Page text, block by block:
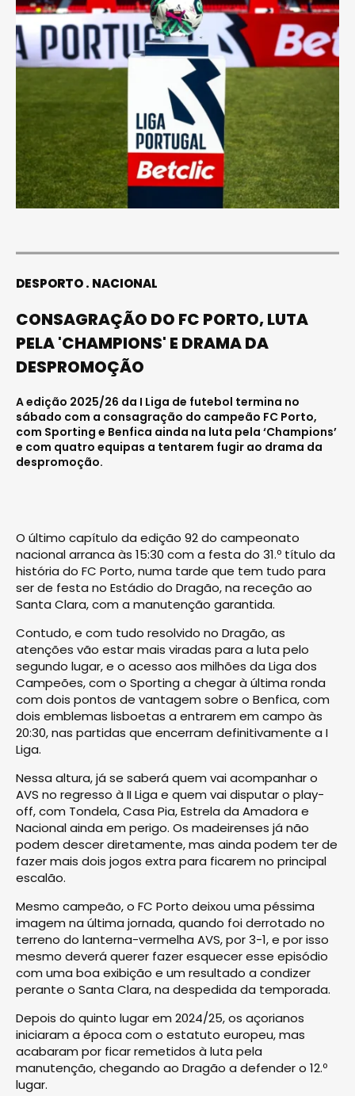
DESPORTO NACIONAL
CONSAGRAÇÃO DO FC PORTO, LUTA
PELA 'CHAMPIONS' E DRAMA DA
DESPROMOÇÃO
A edição 2025/26 da I Liga de futebol termina no
sábado com a consagração do campeão FC Porto,
com Sporting e Benfica ainda na luta pela ‘Champions’
e com quatro equipas a tentarem fugir ao drama da
despromoção.
O último capítulo da edição 92 do campeonato
nacional arranca às 15:30 com a festa do 31.º título da
história do FC Porto, numa tarde que tem tudo para
ser de festa no Estádio do Dragão, na receção ao
Santa Clara, com a manutenção garantida.
Contudo, e com tudo resolvido no Dragão, as
atenções vão estar mais viradas para a luta pelo
segundo lugar, e o acesso aos milhões da Liga dos
Campeões, com o Sporting a chegar à última ronda
com dois pontos de vantagem sobre o Benfica, com
dois emblemas lisboetas a entrarem em campo às
20:30, nas partidas que encerram definitivamente a I
Liga.
Nessa altura, já se saberá quem vai acompanhar o
AVS no regresso à II Liga e quem vai disputar o play-
off, com Tondela, Casa Pia, Estrela da Amadora e
Nacional ainda em perigo. Os madeirenses já não
podem descer diretamente, mas ainda podem ter de
fazer mais dois jogos extra para ficarem no principal
escalão.
Mesmo campeão, o FC Porto deixou uma péssima
imagem na última jornada, quando foi derrotado no
terreno do lanterna-vermelha AVS, por 3-1, e por isso
mesmo deverá querer fazer esquecer esse episódio
com uma boa exibição e um resultado a condizer
perante o Santa Clara, na despedida da temporada.
Depois do quinto lugar em 2024/25, os açorianos
iniciaram a época com o estatuto europeu, mas
acabaram por ficar remetidos à luta pela
manutenção, chegando ao Dragão a defender o 12.º
lugar.